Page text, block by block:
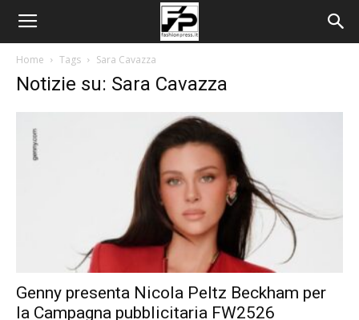
Home Tags Sara Cavazza
Notizie su: Sara Cavazza
Genny presenta Nicola Peltz Beckham per
la Campagna pubblicitaria FW2526